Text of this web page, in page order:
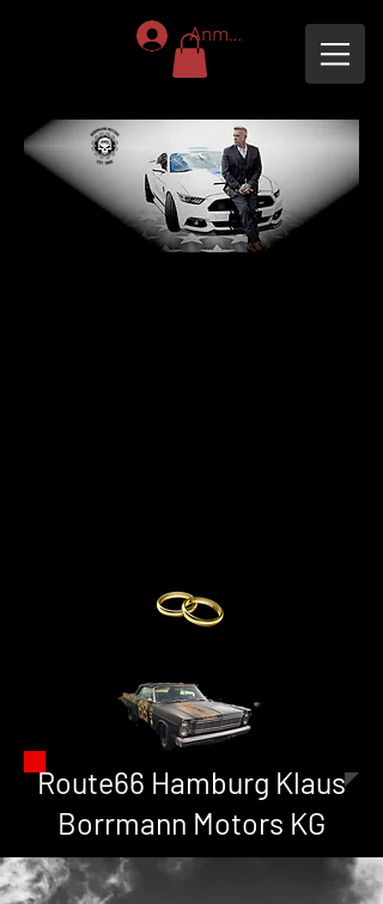
Anmelden
Route66 Hamburg Klaus
Borrmann Motors KG